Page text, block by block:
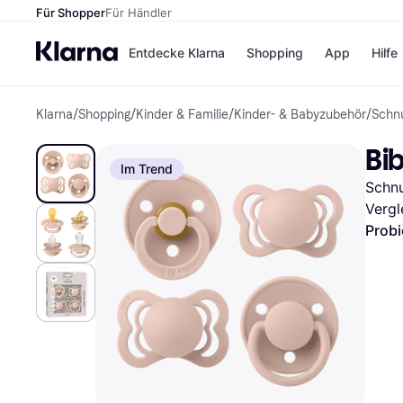
Für ShopperFür Händler
Entdecke Klarna
Zahlungsmethoden
Bezahle in 3 Teilzahlungen
Bezahle in bis zu 30
Ratenzahlung
Shopping
Shops
eBay
Temu
SHEIN
App Hilfe
Klarna/Shopping/Kinder & Familie/Kinder- & Babyzubehör/
Im Trend